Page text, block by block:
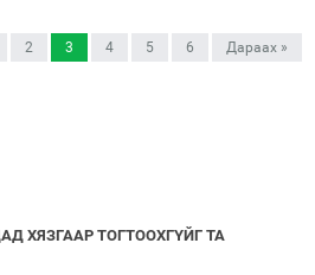
2 3 4 5 6
Дараах »
ХЯЗГААР ТОГТООХГҮЙГ ТА